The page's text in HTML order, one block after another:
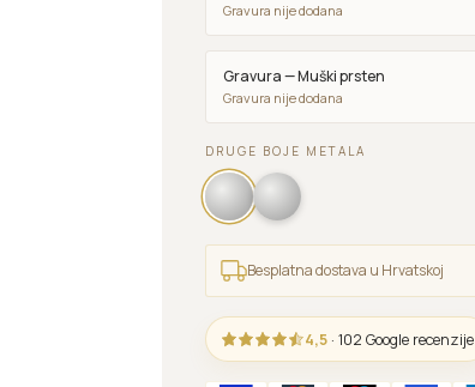
Gravura nije dodana
Gravura — Muški prsten
Gravura nije dodana
DRUGE BOJE METALA
Besplatna dostava u Hrvatskoj
4,5 · 102 Google recenzije